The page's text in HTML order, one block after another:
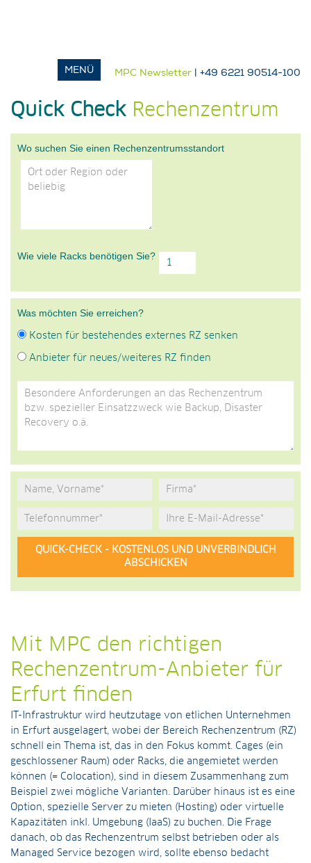
MPC Newsletter | +49 6221 90514-100
Quick CheckRechenzentrum
Wo suchen Sie einen Rechenzentrumsstandort
Wie viele Racks benötigen Sie?
Was möchten Sie erreichen?
Kosten für bestehendes externes RZ senken
Anbieter für neues/weiteres RZ finden
Mit MPC den richtigen
Rechenzentrum-Anbieter für
Erfurt finden
IT-Infrastruktur wird heutzutage von etlichen Unternehmen
in Erfurt ausgelagert, wobei der Bereich Rechenzentrum (RZ)
schnell ein Thema ist, das in den Fokus kommt. Cages (ein
geschlossener Raum) oder Racks, die angemietet werden
können (= Colocation), sind in diesem Zusammenhang zum
Beispiel zwei mögliche Varianten. Darüber hinaus ist es eine
Option, spezielle Server zu mieten (Hosting) oder virtuelle
Kapazitäten inkl. Umgebung (IaaS) zu buchen. Die Frage
danach, ob das Rechenzentrum selbst betrieben oder als
Managed Service bezogen wird, sollte ebenso bedacht